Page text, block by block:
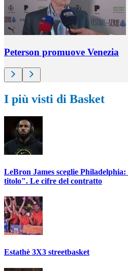
Peterson promuove Venezia
I più visti di Basket
LeBron James sceglie
titolo". Le cifre del contratto
Estathè 3X3 streetbasket